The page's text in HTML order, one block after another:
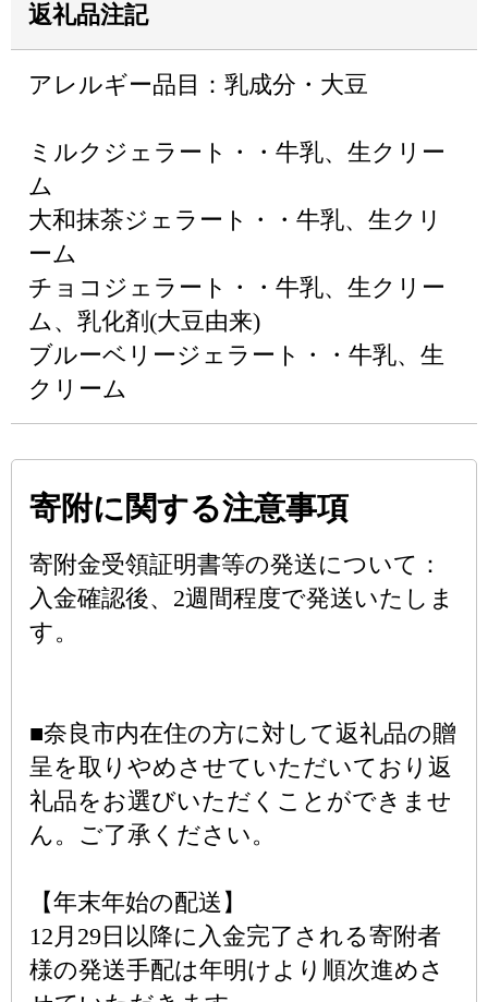
返礼品注記
アレルギー品目：乳成分・大豆
ミルクジェラート・・牛乳、生クリー
ム
大和抹茶ジェラート・・牛乳、生クリ
ーム
チョコジェラート・・牛乳、生クリー
ム、乳化剤(大豆由来)
ブルーベリージェラート・・牛乳、生
クリーム
寄附に関する注意事項
寄附金受領証明書等の発送について：
入金確認後、2週間程度で発送いたしま
す。
■奈良市内在住の方に対して返礼品の贈
呈を取りやめさせていただいており返
礼品をお選びいただくことができませ
ん。ご了承ください。
【年末年始の配送】
12月29日以降に入金完了される寄附者
様の発送手配は年明けより順次進めさ